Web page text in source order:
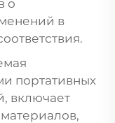
о
в
портативных
включает